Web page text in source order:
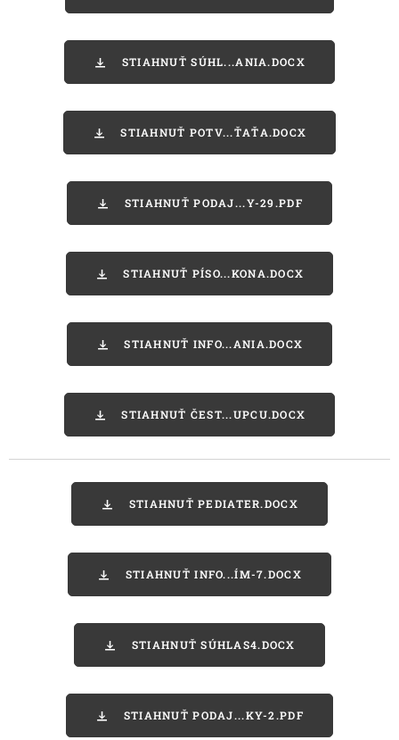
STIAHNUŤ SÚHL...ANIA.DOCX
STIAHNUŤ POTV...ŤAŤA.DOCX
STIAHNUŤ PODAJ...Y-29.PDF
STIAHNUŤ PÍSO...KONA.DOCX
STIAHNUŤ INFO...ANIA.DOCX
STIAHNUŤ ČEST...UPCU.DOCX
STIAHNUŤ PEDIATER.DOCX
STIAHNUŤ INFO...ÍM-7.DOCX
STIAHNUŤ SÚHLAS4.DOCX
STIAHNUŤ PODAJ...KY-2.PDF